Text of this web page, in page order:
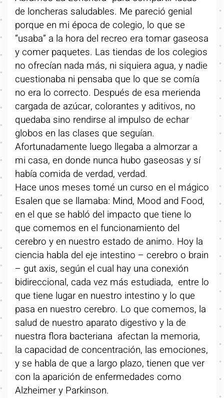
de loncheras saludables. Me pareció genial
porque en mi época de colegio, lo que se
“usaba” a la hora del recreo era tomar gaseosa
y comer paquetes. Las tiendas de los colegios
no ofrecían nada más, ni siquiera agua, y nadie
cuestionaba ni pensaba que lo que se comía
no era lo correcto. Después de esa merienda
cargada de azúcar, colorantes y aditivos, no
quedaba sino rendirse al impulso de echar
globos en las clases que seguían.
Afortunadamente luego llegaba a almorzar a
mi casa, en donde nunca hubo gaseosas y sí
había comida de verdad, verdad.
Hace unos meses tomé un curso en el mágico
Esalen que se llamaba: Mind, Mood and Food,
en el que se habló del impacto que tiene lo
que comemos en el funcionamiento del
cerebro y en nuestro estado de animo. Hoy la
ciencia habla del eje intestino – cerebro o brain
– gut axis, según el cual hay una conexión
bidireccional, cada vez más estudiada, entre lo
que tiene lugar en nuestro intestino y lo que
pasa en nuestro cerebro. Lo que comemos, la
salud de nuestro aparato digestivo y la de
nuestra flora bacteriana afectan la memoria,
la capacidad de concentración, las emociones,
y se habla de que a largo plazo, tienen que ver
con la aparición de enfermedades como
Alzheimer y Parkinson.